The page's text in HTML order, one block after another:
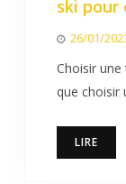
ski pour
26/01/
Choisir
que choisir
LIRE